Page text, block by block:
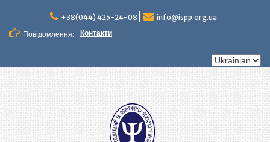
вмісту
+38(044) 425-24-08
info@ispp.org.ua
Повідомлення:
Контакти
Вибрати